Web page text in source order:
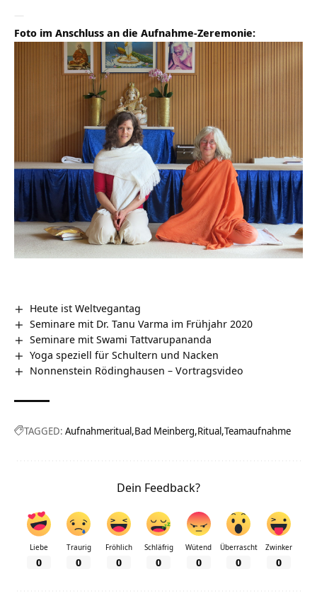
—
Foto im Anschluss an die Aufnahme-Zeremonie:
Heute ist Weltvegantag
Seminare mit Dr. Tanu Varma im Frühjahr 2020
Seminare mit Swami Tattvarupananda
Yoga speziell für Schultern und Nacken
Nonnenstein Rödinghausen‏‎ – Vortragsvideo
TAGGED: Aufnahmeritual Bad Meinberg Ritual Teamaufnahme
Dein Feedback?
Liebe
0
Traurig
0
Fröhlich
0
Schläfrig
0
Wütend
0
Überrascht
0
Zwinker
0